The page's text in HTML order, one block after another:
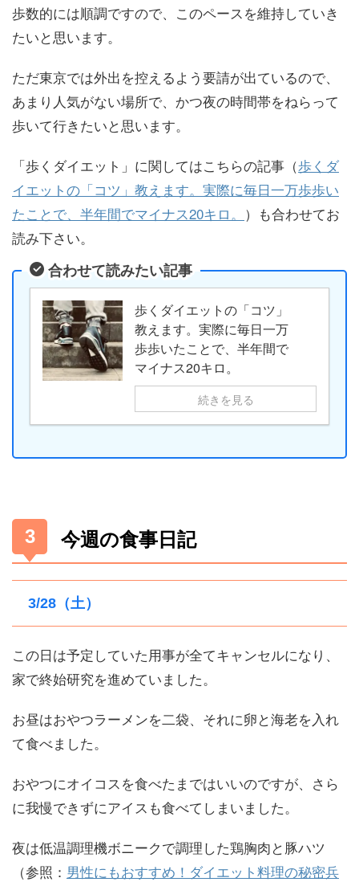
歩数的には順調ですので、このペースを維持していき
たいと思います。
ただ東京では外出を控えるよう要請が出ているので、
あまり人気がない場所で、かつ夜の時間帯をねらって
歩いて行きたいと思います。
「歩くダイエット」に関してはこちらの記事（歩くダ
イエットの「コツ」教えます。実際に毎日一万歩歩い
たことで、半年間でマイナス20キロ。 ）も合わせてお
読み下さい。
合わせて読みたい記事
歩くダイエットの「コツ」
教えます。実際に毎日一万
歩歩いたことで、半年間で
マイナス20キロ。
続きを見る
今週の食事日記
3/28（土）
この日は予定していた用事が全てキャンセルになり、
家で終始研究を進めていました。
お昼はおやつラーメンを二袋、それに卵と海老を入れ
て食べました。
おやつにオイコスを食べたまではいいのですが、さら
に我慢できずにアイスも食べてしまいました。
夜は低温調理機ボニークで調理した鶏胸肉と豚ハツ
（参照： 男性にもおすすめ！ダイエット料理の秘密兵